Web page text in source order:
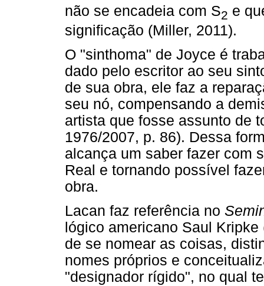
não se encadeia com S2 e
significação (Miller, 2011).
O "sinthoma" de Joyce é
dado pelo escritor ao seu
de sua obra, ele faz a
seu nó, compensando a
artista que fosse assunto de
1976/2007, p. 86). Dessa
alcança um saber fazer com
Real e tornando possível
obra.
Lacan faz referência no
lógico americano Saul
de se nomear as coisas,
nomes próprios e
"designador rígido", no qual